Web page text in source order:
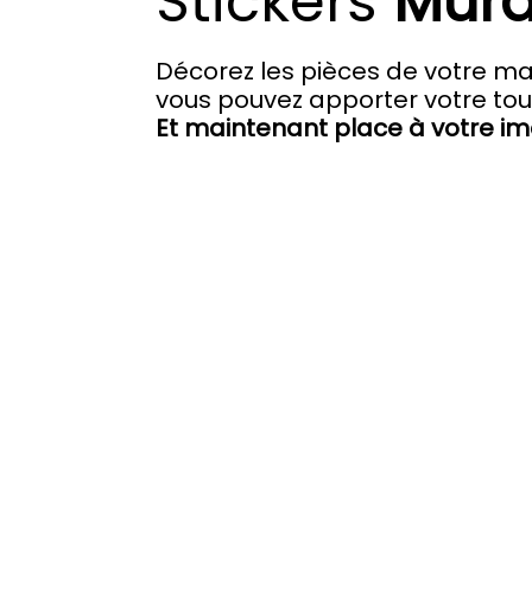
Décorez les pièces de votre
vous pouvez apporter votre
Et maintenant place à votre